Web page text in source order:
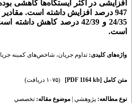
24/35 و 42/39 درصد کاهش داشته است.
است.
واژه‌های کلیدی: تداوم جریان، شاخص‌های کمینه
متن کامل [PDF 1164 kb] (۱۰۷۵ دریافت)
نوع مطالعه: پژوهشي موضوع مقاله: تخصصي